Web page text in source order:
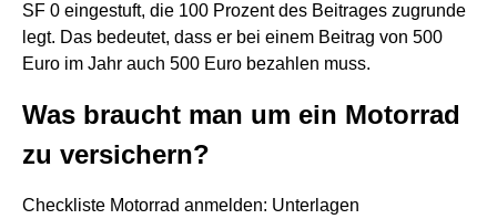
SF 0 eingestuft, die 100 Prozent des Beitrages zugrunde
legt. Das bedeutet, dass er bei einem Beitrag von 500
Euro im Jahr auch 500 Euro bezahlen muss.
Was braucht man um ein Motorrad
zu versichern?
Checkliste Motorrad anmelden: Unterlagen